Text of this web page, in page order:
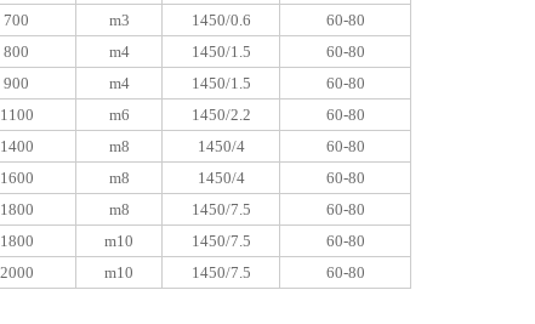
700 m3 1450/0.6
60-80
800 m4 1450/1.5
60-80
900 m4 1450/1.5
60-80
1100 m6 1450/2.2
60-80
1400 m8 1450/4
60-80
1600 m8 1450/4
60-80
1800 m8 1450/7.5
60-80
1800 m10 1450/7.5
60-80
2000 m10 1450/7.5 60-80